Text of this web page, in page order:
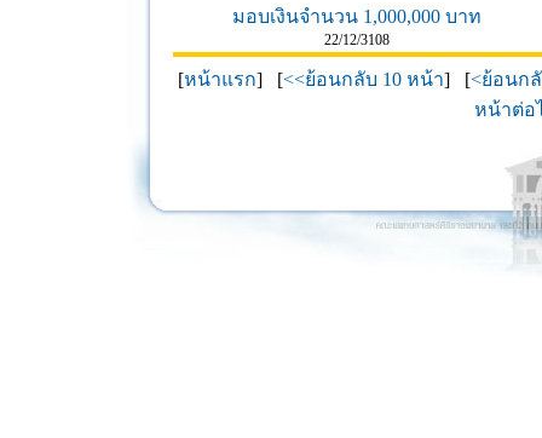
มอบเงินจำนวน 1,000,000 บาท
22/12/3108
[หน้าแรก] [<<ย้อนกลับ 10 หน้า] [<ย้อนก
หน้าต่อ